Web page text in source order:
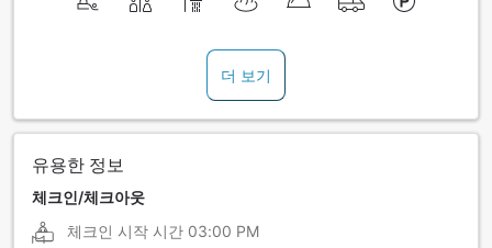
더 보기
유용한 정보
체크인/체크아웃
체크인 시작 시간 03:00 PM